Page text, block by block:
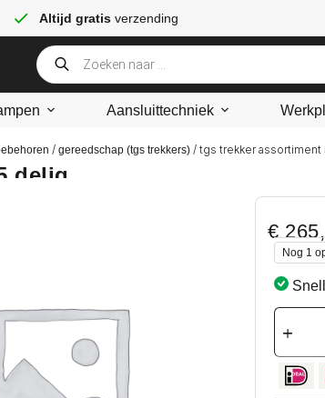
Altijd gratis verzending
Aansluittechniek
/gereedschap (tgs trekkers) / tgs trekker assortiment
delig
€
Nog 1